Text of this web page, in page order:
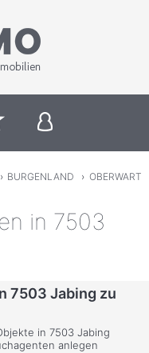
› BURGENLAND › OBERWART
in 7503
7503 Jabing zu
in 7503 Jabing
anlegen